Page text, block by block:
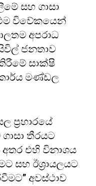
සහ ගාසා
විවේකයෙන්
අපරාධ
ජනතාව
සාක්ෂි
මණ්ඩල
ප්‍රහාරයේ
ගාසා තීරයට
අතර එහි විනාශය
සහ ඊශ්‍රායලයට
අවස්ථාව